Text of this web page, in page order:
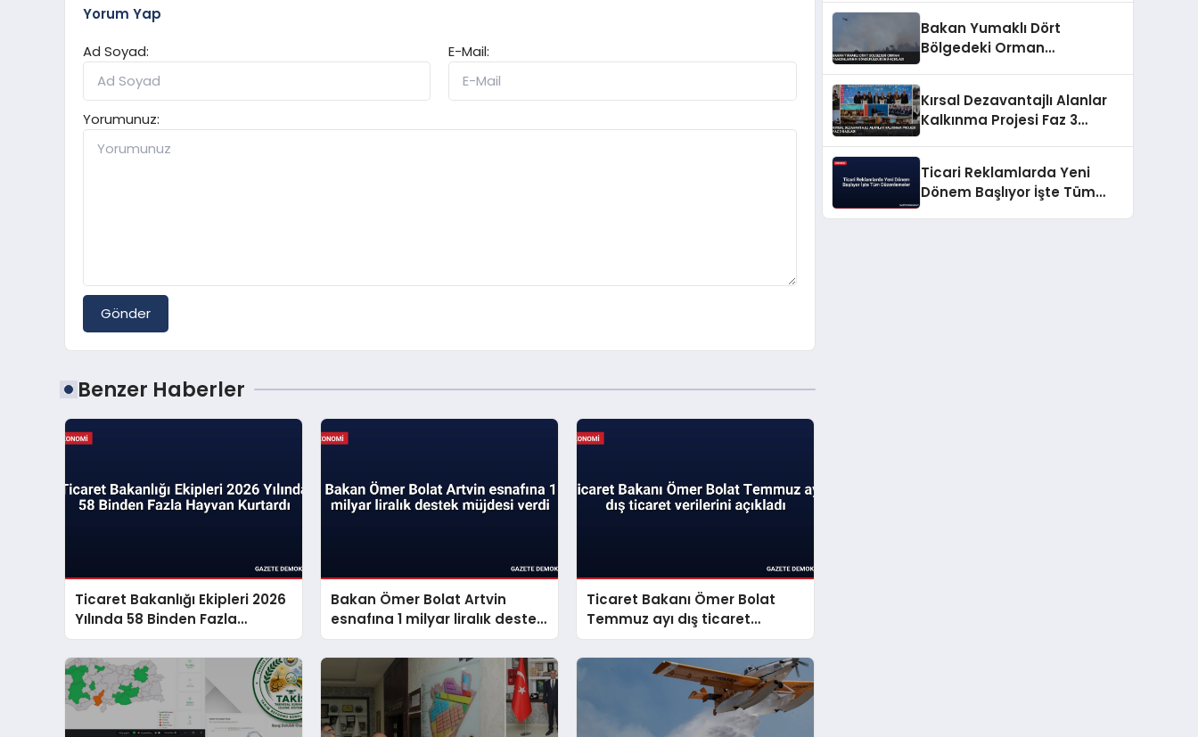
Yorum Yap
Ad Soyad:
E-Mail:
Yorumunuz:
Gönder
Benzer Haberler
Ticaret Bakanlığı Ekipleri 2026
Yılında 58 Binden Fazla
Hayvan Kurtardı
Bakan Ömer Bolat Artvin
esnafına 1 milyar liralık destek
müjdesi verdi
Ticaret Bakanı Ömer Bolat
Temmuz ayı dış ticaret
verilerini açıkladı
Bakan Yumaklı Dört
Bölgedeki Orman
Kırsal Dezavantajlı Alanlar
Kalkınma Projesi Faz 3
Ticari Reklamlarda Yeni
Dönem Başlıyor İşte Tüm